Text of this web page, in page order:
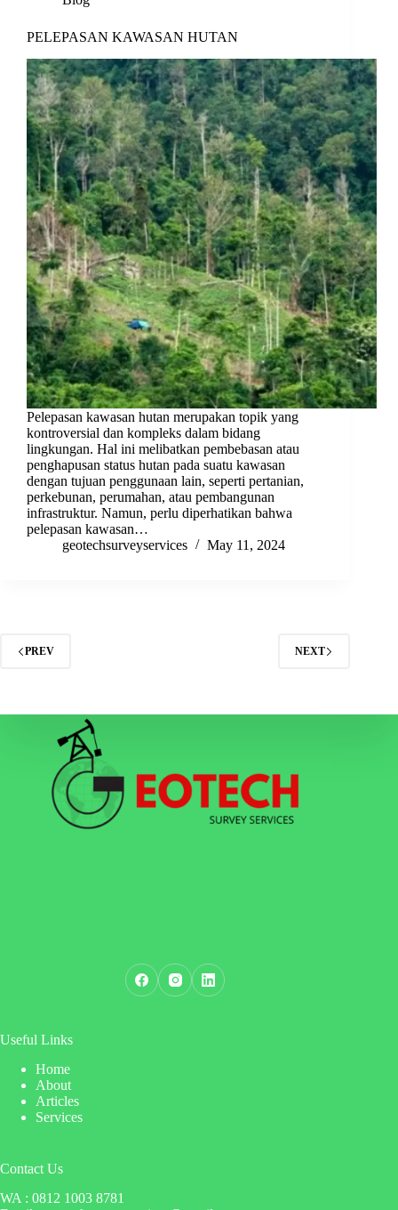
PELEPASAN KAWASAN HUTAN
Pelepasan kawasan hutan merupakan topik yang
kontroversial dan kompleks dalam bidang
lingkungan. Hal ini melibatkan pembebasan atau
penghapusan status hutan pada suatu kawasan
dengan tujuan penggunaan lain, seperti pertanian,
perkebunan, perumahan, atau pembangunan
infrastruktur. Namun, perlu diperhatikan bahwa
pelepasan kawasan…
geotechsurveyservices
May 11, 2024
PREV NEXT
Useful Links
Home
About
Articles
Services
Contact Us
WA : 0812 1003 8781